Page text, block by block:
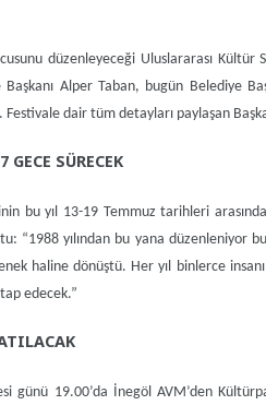
düzenleyeceği Uluslararası
Alper Taban, bugün Belediye
Festivale dair tüm detayları paylaşan
GECE SÜRECEK
bu yıl 13-19 Temmuz tarihleri
“1988 yılından bu yana düzenleniyor
haline dönüştü. Her yıl binlerce
edecek.”
günü 19.00’da İnegöl AVM’den